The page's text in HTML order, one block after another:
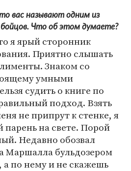
вас называют одним из
Что об этом думаете?
я ярый сторонник
Приятно слышать
Знаком со
умными
судить о книге по
подход. Взять
не припрут к стенке, я
на свете. Порой
Недавно обозвал
Маршалла бульдозером
по нему и не скажешь